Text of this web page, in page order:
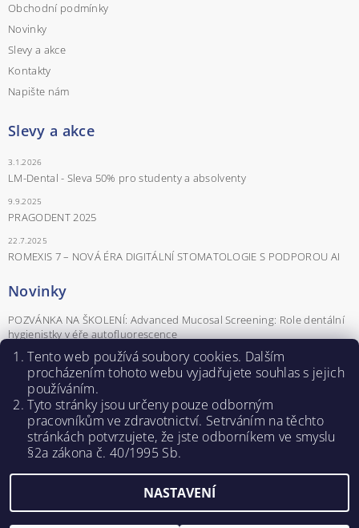
Obchodní podmínky
Novinky
Slevy a akce
Kontakty
Napište nám
Slevy a akce
3.1.2026
LM-Dental - Sleva 50% pro studenty a absolventy
9.9.2025
PRAGODENT 2025
22.7.2025
ROMEXIS 7 – NOVÁ ÉRA DIGITÁLNÍ STOMATOLOGIE S PODPOROU AI
Novinky
POZVÁNKA NA ŠKOLENÍ: Advanced Mucosal Screening: Role dentální
hygienistky v éře autofluorescence
POZVÁNKA NA ŠKOLENÍ Parodontologické minimum pro praxi aneb
parodontologie od A do Z
Záznamy z webinářů - Naučte se pracovat se softwarem Romexis®.
POZVÁNKA NA ŠKOLENÍ PRO DENTÁLNÍ HYGIENISTKY
ROZHOVOR: KLÁRA NOVÁ – DENTÁLNÍ HYGIENISTKA A SDA
ŠKOLITELKA
2026 ©PRODENTA s.r.o., všechna práva vyhrazenaUpravit nastavení cookies
Tento web používá soubory cookies. Dalším
procházením tohoto webu vyjadřujete souhlas s jejich
používáním.
Tyto stránky jsou určeny pouze odborným
pracovníkům ve zdravotnictví. Setrváním na těchto
stránkách potvrzujete, že jste odborníkem ve smyslu
§2a zákona č. 40/1995 Sb.
NASTAVENÍ